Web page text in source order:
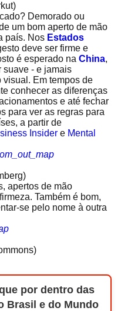
Demorado ou
um bom aperto de mão
país. Nos Estados
deve ser firme e
é esperado na China,
suave - e jamais
Em tempos de
conhecer as diferenças
e até fechar
para ver as regras para
a partir de
Insider e Mental
apertos de mão
Também é bom,
se pelo nome à outra
por dentro das
Brasil e do Mundo